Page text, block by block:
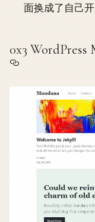
面换成了自己
0x3 WordPress